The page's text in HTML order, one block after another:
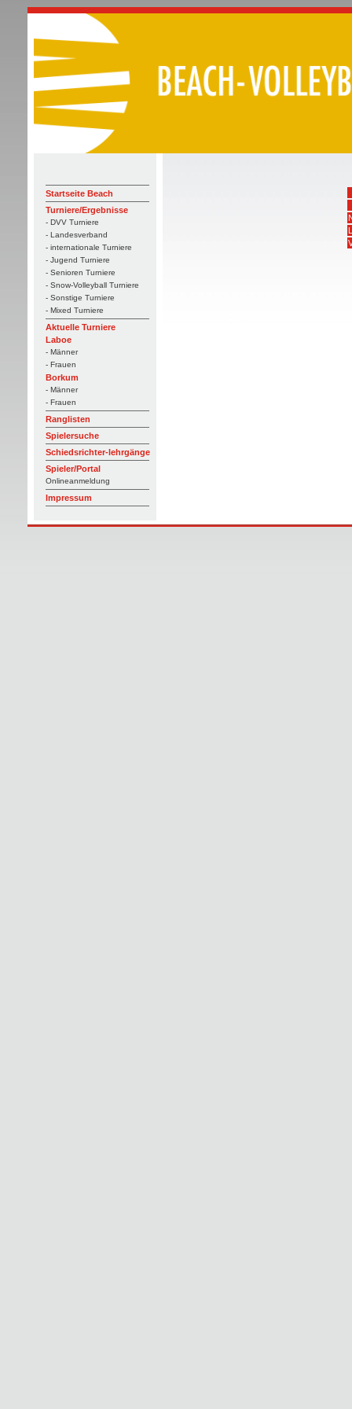
Startseite Beach
Turniere/Ergebnisse
- DVV Turniere
- Landesverband
- internationale Turniere
- Jugend Turniere
- Senioren Turniere
- Snow-Volleyball Turniere
- Sonstige Turniere
- Mixed Turniere
Aktuelle Turniere
Laboe
- Männer
- Frauen
Borkum
- Männer
- Frauen
Ranglisten
Spielersuche
Schiedsrichter-lehrgänge
Spieler/Portal
Onlineanmeldung
Impressum